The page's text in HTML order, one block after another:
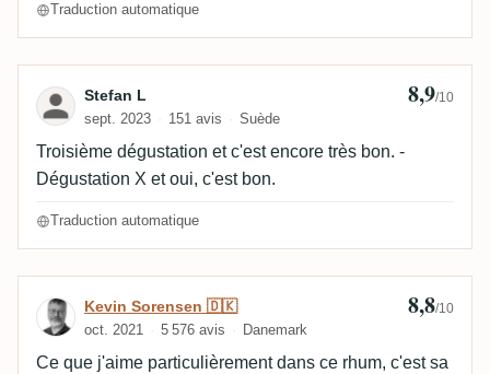
Traduction automatique
Avis de Stefan L
Stefan L
sept. 2023 151 avis Suède
8,9/10
Troisième dégustation et c'est encore très bon. -
Dégustation X et oui, c'est bon.
Traduction automatique
Avis de Kevin Sorensen 🇩🇰
Kevin Sorensen 🇩🇰
oct. 2021 5 576 avis Danemark
8,8/10
Ce que j'aime particulièrement dans ce rhum, c'est sa